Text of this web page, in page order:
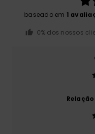
baseado em 1
0% dos nossos